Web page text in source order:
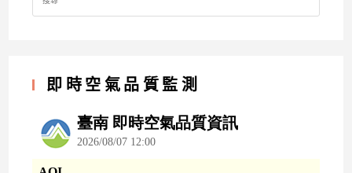
即時空氣品質監測